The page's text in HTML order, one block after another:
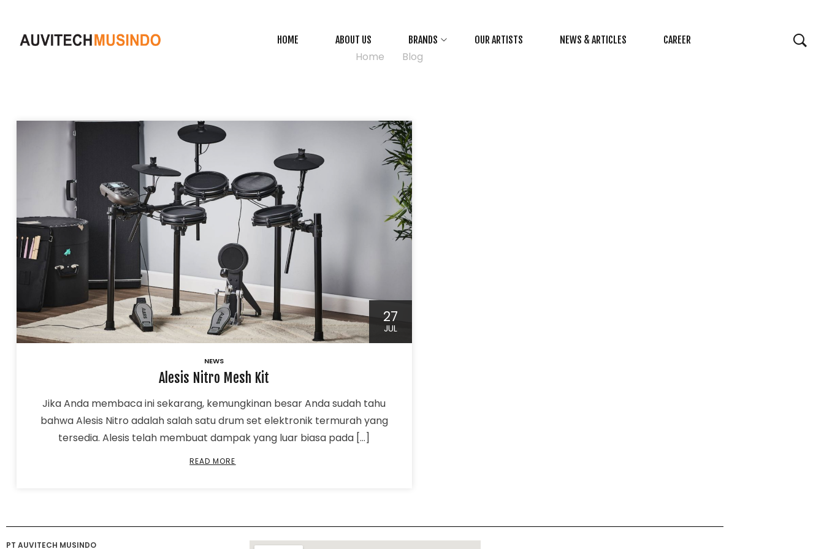
HOME ABOUT US BRANDS OUR ARTISTS NEWS & ARTICLES CAREER
Home Blog
27
JUL
NEWS
Alesis Nitro Mesh Kit
Jika Anda membaca ini sekarang, kemungkinan besar Anda sudah tahu
bahwa Alesis Nitro adalah salah satu drum set elektronik termurah yang
tersedia. Alesis telah membuat dampak yang luar biasa pada […]
READ MORE
PT AUVITECH MUSINDO